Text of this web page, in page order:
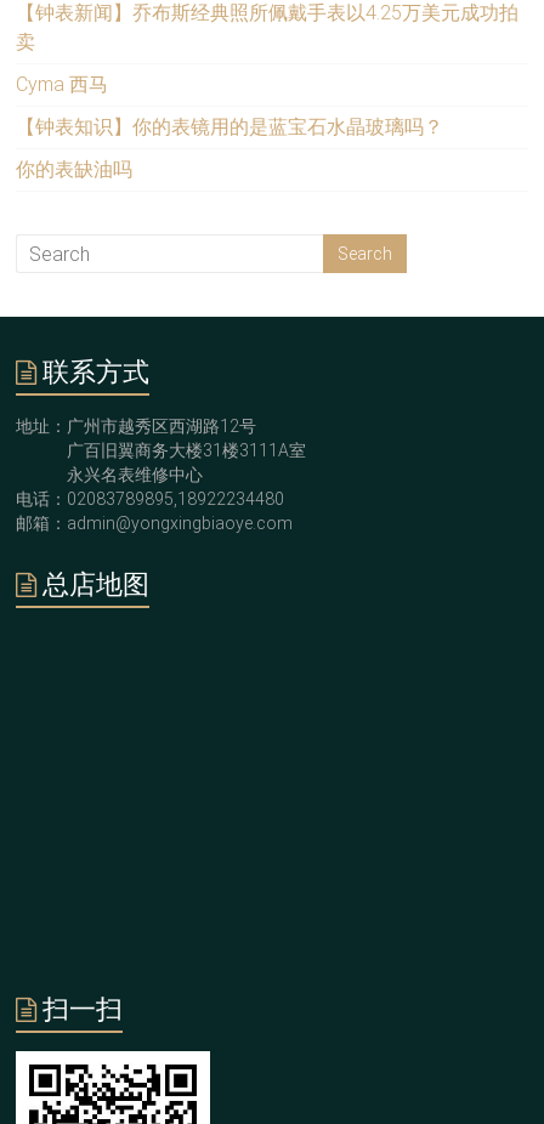
【钟表新闻】乔布斯经典照所佩戴手表以4.25万美元成功拍
卖
Cyma 西马
【钟表知识】你的表镜用的是蓝宝石水晶玻璃吗？
你的表缺油吗
联系方式
地址：广州市越秀区西湖路12号
广百旧翼商务大楼31楼3111A室
永兴名表维修中心
电话：02083789895,18922234480
邮箱：admin@yongxingbiaoye.com
总店地图
扫一扫